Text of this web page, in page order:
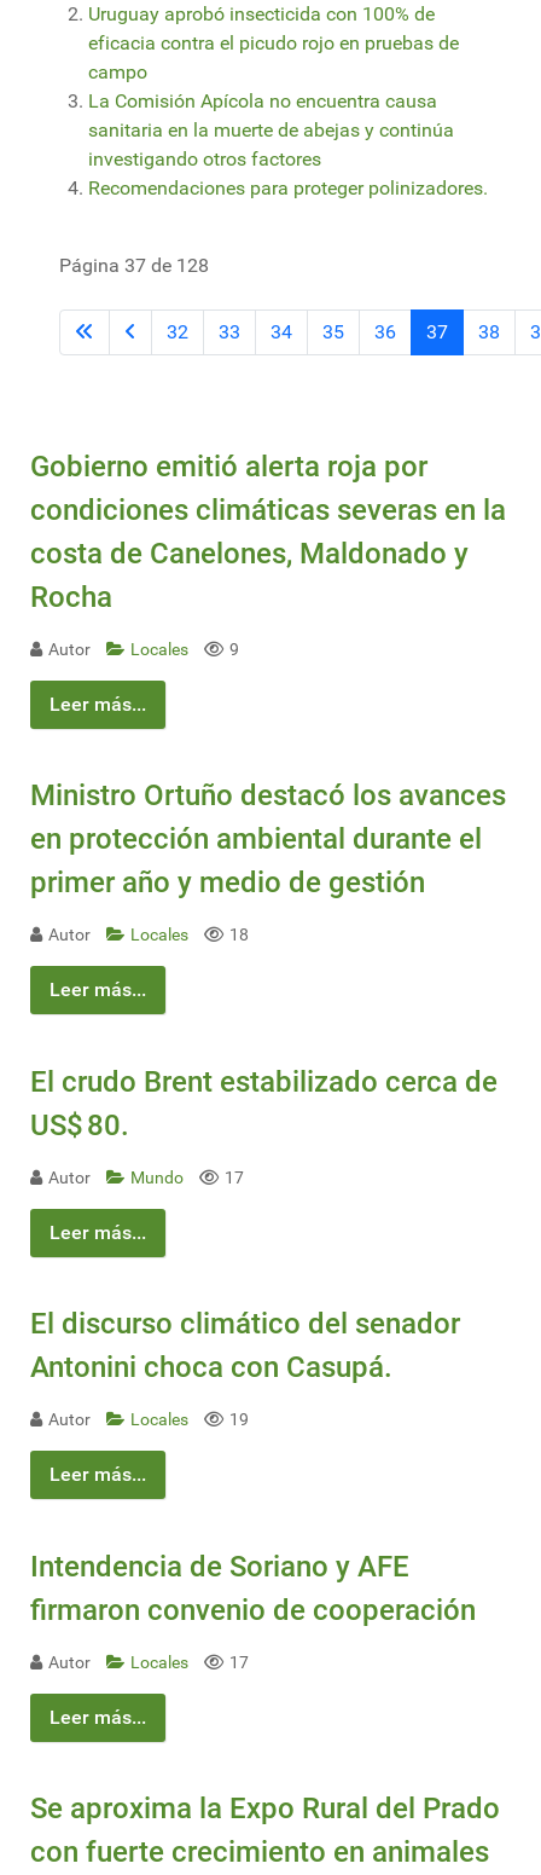
Uruguay aprobó insecticida con 100% de
eficacia contra el picudo rojo en pruebas de
campo
La Comisión Apícola no encuentra causa
sanitaria en la muerte de abejas y continúa
investigando otros factores
Recomendaciones para proteger polinizadores.
Página 37 de 128
32 33 34 35 36 37 38
Gobierno emitió alerta roja por
condiciones climáticas severas en la
costa de Canelones, Maldonado y
Rocha
Autor Locales 9
Leer más...
Ministro Ortuño destacó los avances
en protección ambiental durante el
primer año y medio de gestión
Autor Locales 18
Leer más...
El crudo Brent estabilizado cerca de
US$ 80.
Autor Mundo 17
Leer más...
El discurso climático del senador
Antonini choca con Casupá.
Autor Locales 19
Leer más...
Intendencia de Soriano y AFE
firmaron convenio de cooperación
Autor Locales 17
Leer más...
Se aproxima la Expo Rural del Prado
con fuerte crecimiento en animales